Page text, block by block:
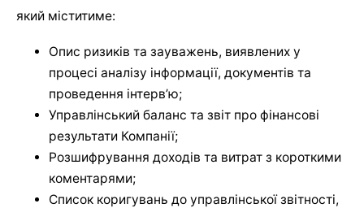
який міститиме:
Опис ризиків та зауважень, виявлених у
процесі аналізу інформації, документів та
проведення інтерв’ю;
Управлінський баланс та звіт про фінансові
результати Компанії;
Розшифрування доходів та витрат з короткими
коментарями;
Список коригувань до управлінської звітності,